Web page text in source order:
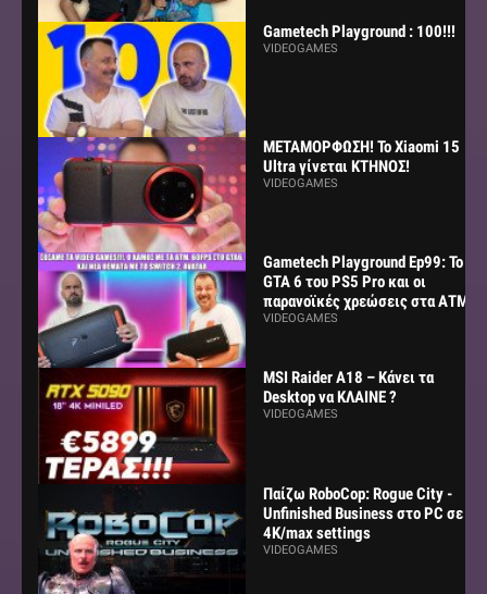
Gametech Playground : 100!!!
VIDEOGAMES
ΜΕΤΑΜΟΡΦΩΣΗ! Το Xiaomi 15
Ultra γίνεται ΚΤΗΝΟΣ!
VIDEOGAMES
Gametech Playground Ep99: Το
GTA 6 του PS5 Pro και οι
παρανοϊκές χρεώσεις στα ΑΤΜ
VIDEOGAMES
MSI Raider A18 – Κάνει τα
Desktop να ΚΛΑΙΝΕ ?
VIDEOGAMES
Παίζω RoboCop: Rogue City -
Unfinished Business στο PC σε
4K/max settings
VIDEOGAMES